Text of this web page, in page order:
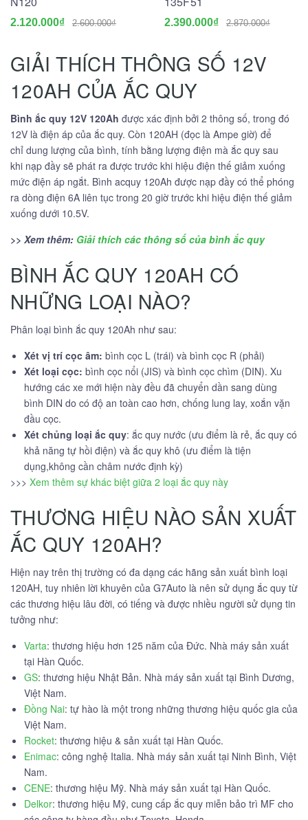
2.120.000₫ 2.600.000₫ 2.390.000₫ 2.870.000₫
GIẢI THÍCH THÔNG SỐ 12V
120AH CỦA ẮC QUY
Bình ắc quy 12V 120Ah được xác định bởi 2 thông số, trong đó
12V là điện áp của ắc quy. Còn 120AH (đọc là Ampe giờ) để
chỉ dung lượng của bình, tính bằng lượng điện mà ắc quy sau
khi nạp đầy sẽ phát ra được trước khi hiệu điện thế giảm xuống
mức điện áp ngắt. Bình acquy 120Ah được nạp đầy có thể phóng
ra dòng điện 6A liên tục trong 20 giờ trước khi hiệu điện thế giảm
xuống dưới 10.5V.
>> Xem thêm: Giải thích các thông số của bình ắc quy
BÌNH ẮC QUY 120AH CÓ
NHỮNG LOẠI NÀO?
Phân loại bình ắc quy 120Ah như sau:
Xét vị trí cọc âm: bình cọc L (trái) và bình cọc R (phải)
Xét loại cọc: bình cọc nổi (JIS) và bình cọc chìm (DIN). Xu
hướng các xe mới hiện này đều đã chuyển dần sang dùng
bình DIN do có độ an toàn cao hơn, chống lung lay, xoắn vặn
đầu cọc.
Xét chủng loại ắc quy: ắc quy nước (ưu điểm là rẻ, ắc quy có
khả năng tự hồi điện) và ắc quy khô (ưu điểm là tiện
dụng,không cần châm nước định kỳ)
>>> Xem thêm sự khác biệt giữa 2 loại ắc quy này
THƯƠNG HIỆU NÀO SẢN XUẤT
ẮC QUY 120AH?
Hiện nay trên thị trường có đa dạng các hãng sản xuất bình loại
120AH, tuy nhiên lời khuyên của G7Auto là nên sử dụng ắc quy từ
các thương hiệu lâu đời, có tiếng và được nhiều người sử dụng tin
tưởng như:
Varta: thương hiệu hơn 125 năm của Đức. Nhà máy sản xuất
tại Hàn Quốc.
GS: thương hiệu Nhật Bản. Nhà máy sản xuất tại Bình Dương,
Việt Nam.
Đồng Nai: tự hào là một trong những thương hiệu quốc gia của
Việt Nam.
Rocket: thương hiệu & sản xuất tại Hàn Quốc.
Enimac: công nghệ Italia. Nhà máy sản xuất tại Ninh Bình, Việt
Nam.
CENE: thương hiệu Mỹ. Nhà máy sản xuất tại Hàn Quốc.
Delkor: thương hiệu Mỹ, cung cấp ắc quy miễn bảo trì MF cho